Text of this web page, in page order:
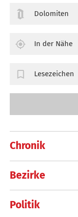
Chronik
Bezirke
Politik
Dolomiten
In der Nähe
Lesezeichen